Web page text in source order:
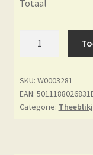
Totaal
SKU: W0003281
EAN: 5011188026831
Categorie: